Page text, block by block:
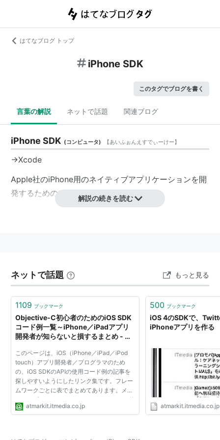
はてなブログ トップ
iPhone SDK
このタグでブログを書く
言葉の解説 ネットで話題 関連ブログ
iPhone SDK (コンピュータ) 【あいふぉんえすでぃーけー】
→Xcode
Apple社のiPhone用のネイティブアプリケーションを開
発するためのソフトウェア開発キット
解説の続きを読む
ネットで話題 もっと見る
1109 ブックマーク
Objective-C初心者のためのiOS SDK
コード例一覧～iPhone／iPadアプリ
開発者が知らないと損するまとめ - ＠
このページは、iOS（iPhone／iPad／iPod
touch）アプリ開発者／プログラマのため
の、iOS SDKのAPIの使用コード例の記事を
探しやすいようにしたリンク集です。フレー
ムワークごとに表でまとめてあります。メソ
ッドやプロパティなどObjective-CのAPIの使
い方の参考にしてください。 ＠ITにコード例
atmarkit.itmedia.co.jp
500 ブックマーク
iOS 4のSDKで、
iPhoneアプリを作る
atmarkit.itmedia.co.jp